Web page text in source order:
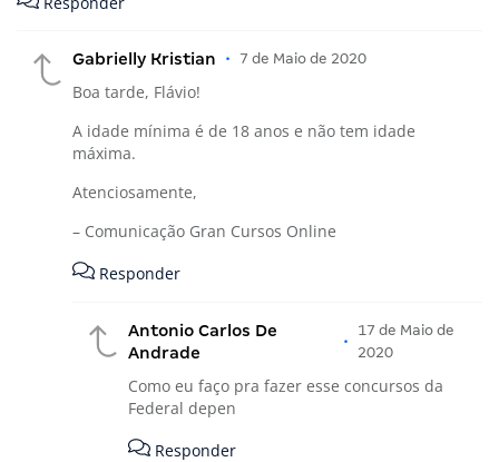
Gabrielly Kristian • 7 de Maio de 2020
Boa tarde, Flávio!
A idade mínima é de 18 anos e não tem idade
máxima.
Atenciosamente,
– Comunicação Gran Cursos Online
Responder
Antonio Carlos De
Andrade
•
17 de Maio de
2020
Como eu faço pra fazer esse concursos da
Federal depen
Responder